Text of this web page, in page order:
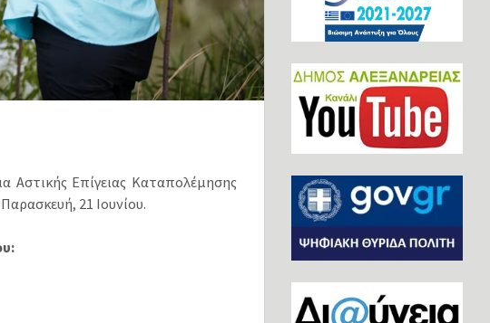
Αστικής Επίγειας Καταπολέμησης
21 Ιουνίου.